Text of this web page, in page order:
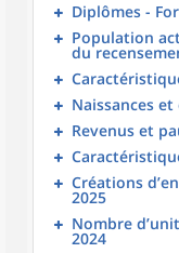
Diplômes -
Population
du
Naissances
Revenus et
Créations
2025
Nombre
2024